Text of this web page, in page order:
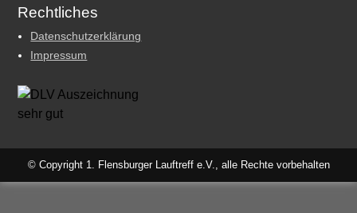
Rechtliches
Datenschutzerklärung
Impressum
© Copyright 1. Flensburger Lauftreff e.V., alle Rechte vorbehalten